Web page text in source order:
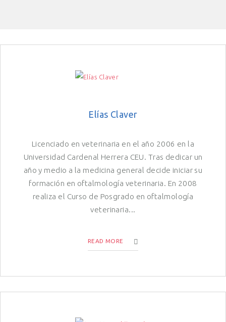
Elías Claver
Licenciado en veterinaria en el año 2006 en la
Universidad Cardenal Herrera CEU. Tras dedicar un
año y medio a la medicina general decide iniciar su
formación en oftalmología veterinaria. En 2008
realiza el Curso de Posgrado en oftalmología
veterinaria...
READ MORE